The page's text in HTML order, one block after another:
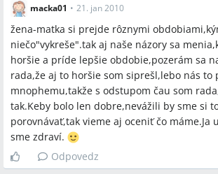
macka01 • 21. jan 2010
žena-matka si prejde rôznymi
niečo"vykreše".tak aj naše názory sa
horšie a príde lepšie obdobie,pozerám sa
rada,že aj to horšie som siprešl,lebo nás to
mnophemu,takže s odstupom čau som
tak.Keby bolo len dobre,nevážili by sme si
porovnávať,tak vieme aj oceniť čo máme.Ja
sme zdraví.
Odpovedz